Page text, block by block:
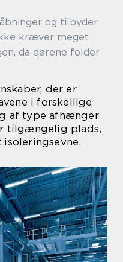
og tilbyder
kræver meget
da dørene folder
der er
i forskellige
af type afhænger
tilgængelig plads,